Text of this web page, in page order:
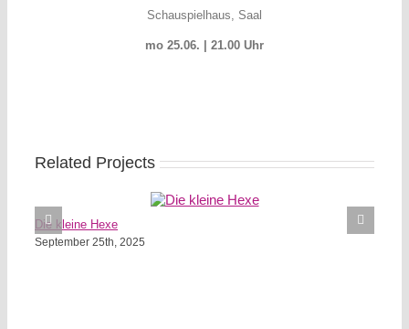
Schauspielhaus, Saal
mo 25.06. | 21.00 Uhr
Related Projects
Die kleine Hexe
September 25th, 2025